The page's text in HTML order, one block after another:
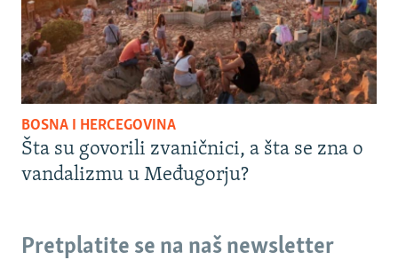
BOSNA I HERCEGOVINA
Šta su govorili zvaničnici, a šta se zna o
vandalizmu u Međugorju?
Pretplatite se na naš newsletter